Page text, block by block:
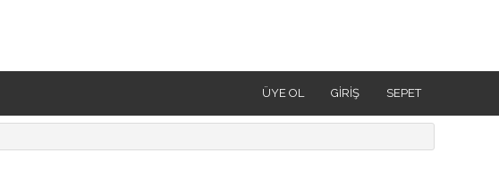
ÜYE OL GIRIŞ SEPET